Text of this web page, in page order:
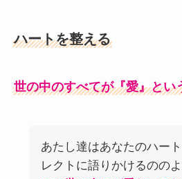
ハートを整える
世の中のすべてが『愛』とい
あたし達はあなたのハー
レクトに語りかけるののよ